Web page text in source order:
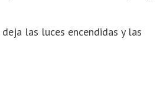
las luces encendidas y las